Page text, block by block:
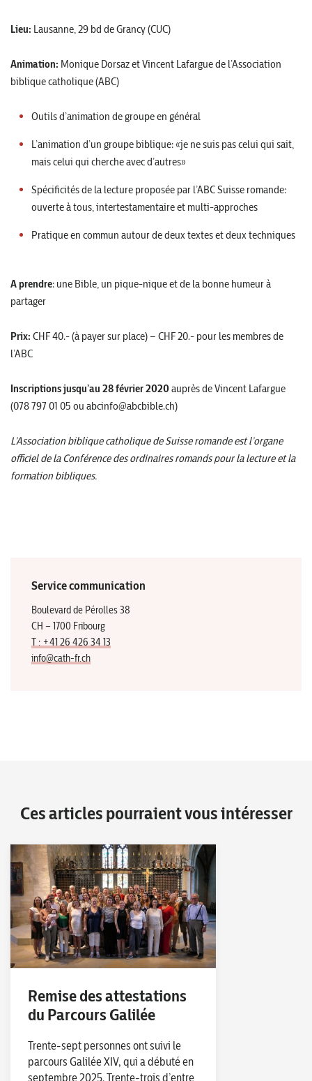
Lieu: Lausanne, 29 bd de Grancy (CUC)
Animation: Monique Dorsaz et Vincent Lafargue de l’Association
biblique catholique (ABC)
Outils d’animation de groupe en général
L’animation d’un groupe biblique: «je ne suis pas celui qui sait,
mais celui qui cherche avec d’autres»
Spécificités de la lecture proposée par l’ABC Suisse romande:
ouverte à tous, intertestamentaire et multi-approches
Pratique en commun autour de deux textes et deux techniques
A prendre: une Bible, un pique-nique et de la bonne humeur à
partager
Prix: CHF 40.- (à payer sur place) – CHF 20.- pour les membres de
l’ABC
Inscriptions jusqu’au 28 février 2020auprès de Vincent Lafargue
(078 797 01 05 ou abcinfo@abcbible.ch)
L’Association biblique catholique de Suisse romande est l’organe
officiel de la Conférence des ordinaires romands pour la lecture et la
formation bibliques.
Service communication
Boulevard de Pérolles 38
CH – 1700 Fribourg
T : +41 26 426 34 13
info@cath-fr.ch
Ces articles pourraient vous intéresser
Remise des attestations
du Parcours Galilée
Trente-sept personnes ont suivi le
parcours Galilée XIV, qui a débuté en
septembre 2025. Trente-trois d’entre